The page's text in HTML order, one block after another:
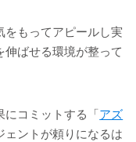
をもってアピールし実
ばせる環境が整って
にコミットする「アズ
ェントが頼りになるは